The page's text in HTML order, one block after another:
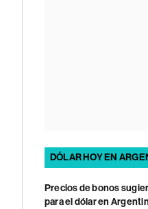
DÓLAR HOY EN
Precios de bonos
para el dólar en